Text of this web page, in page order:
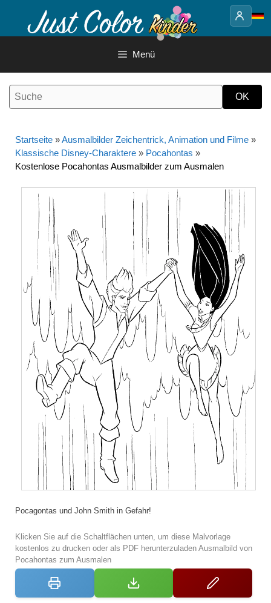
Inhalt
Menü
Startseite »Ausmalbilder Zeichentrick, Animation und Filme »
Klassische Disney-Charaktere » Pocahontas »
Kostenlose Pocahontas Ausmalbilder zum Ausmalen
Pocagontas und John Smith in Gefahr!
Klicken Sie auf die Schaltflächen unten, um diese Malvorlage
kostenlos zu drucken oder als PDF herunterzuladen Ausmalbild von
Pocahontas zum Ausmalen